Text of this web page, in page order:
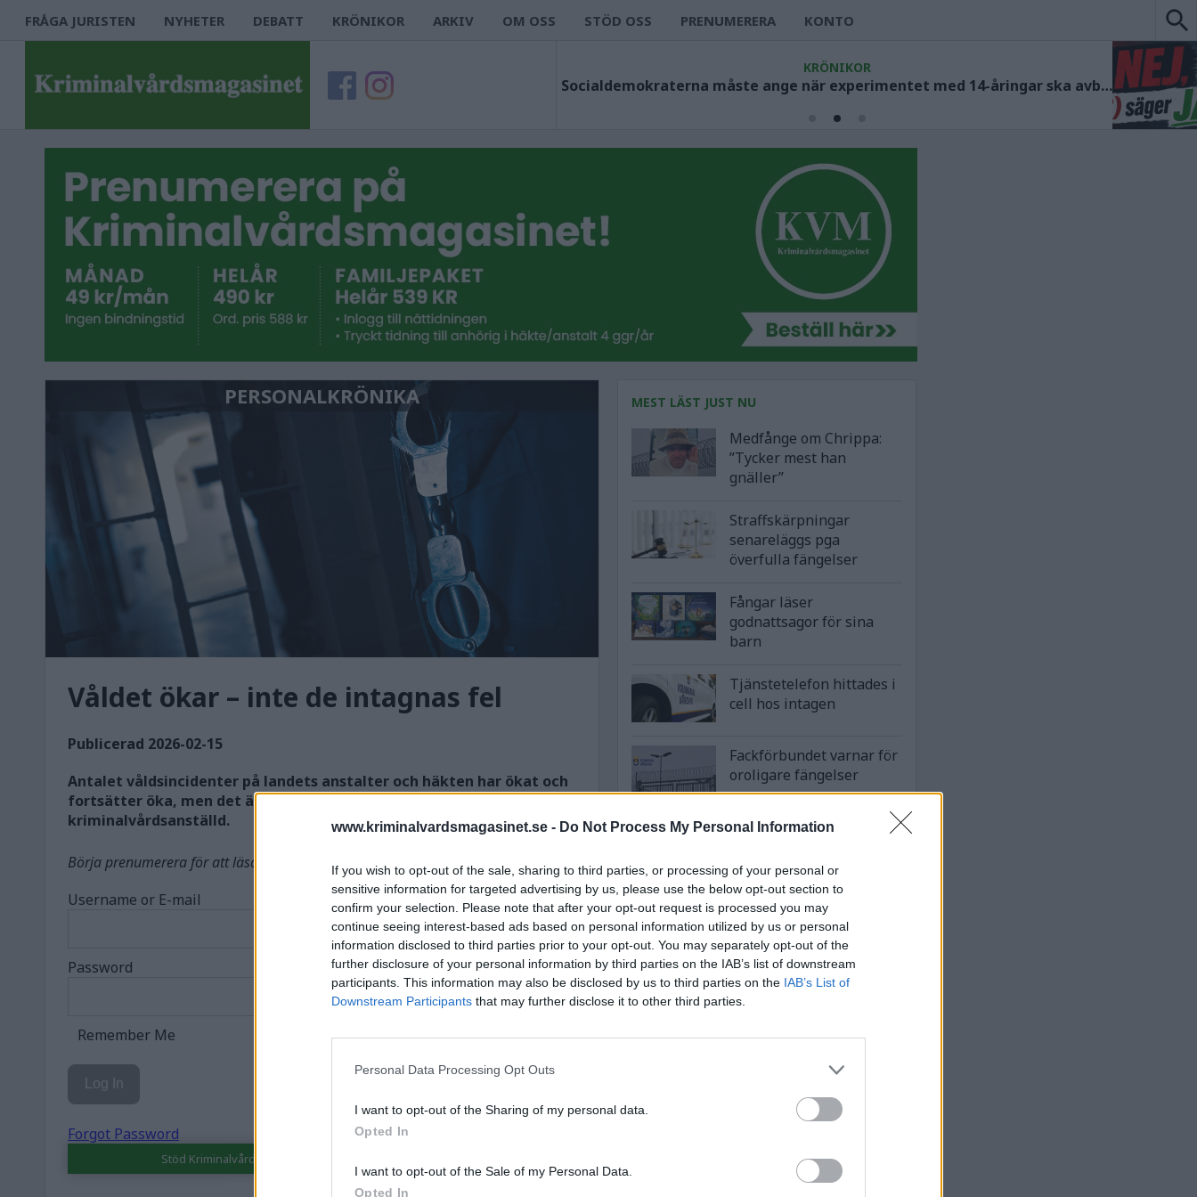
www.kriminalvardsmagasinet.se - Do Not Process My Personal Information
If you wish to opt-out of the sale, sharing to third parties, or processing of your personal or
sensitive information for targeted advertising by us, please use the below opt-out section to
confirm your selection. Please note that after your opt-out request is processed you may
continue seeing interest-based ads based on personal information utilized by us or personal
information disclosed to third parties prior to your opt-out. You may separately opt-out of the
further disclosure of your personal information by third parties on the IAB’s list of downstream
participants. This information may also be disclosed by us to third parties on the IAB’s List of
Downstream Participants that may further disclose it to other third parties.
Personal Data Processing Opt Outs
I want to opt-out of the Sharing of my personal data.
Opted In
I want to opt-out of the Sale of my Personal Data.
Opted In
FRÅGA JURISTEN NYHETER DEBATT KRÖNIKOR ARKIV OM OSS STÖD OSS PRENUMERERA KONTO
KRÖNIKOR
Socialdemokraterna måste ange när experimentet med 14-åringar ska avbrytas
PERSONALKRÖNIKA
Våldet ökar – inte de intagnas fel
Publicerad 2026-02-15
Antalet våldsincidenter på landets anstalter och häkten har ökat och
fortsätter öka, men det är inte de intagnas fel, skriver en
kriminalvårdsanställd.
Börja prenumerera för att läsa detta innehåll.
Username or E-mail
Password
Remember Me
Forgot Password
Stöd Kriminalvårdsmagasinets bevakning av Kriminalvården
MEST LÄST JUST NU
Medfånge om Chrippa:
”Tycker mest han
gnäller”
Straffskärpningar
senareläggs pga
överfulla fängelser
Fångar läser
godnattsagor för sina
barn
Tjänstetelefon hittades i
cell hos intagen
Fackförbundet varnar för
oroligare fängelser
Stöd Kriminalvårdsmagasinets bevakning av
Kriminalvården
PRENUMERERA PÅ
KRIMINALVÅRDSMAGASINETS
NYHETSBREV
ÄMNESORD
Anstalten Johannesberg